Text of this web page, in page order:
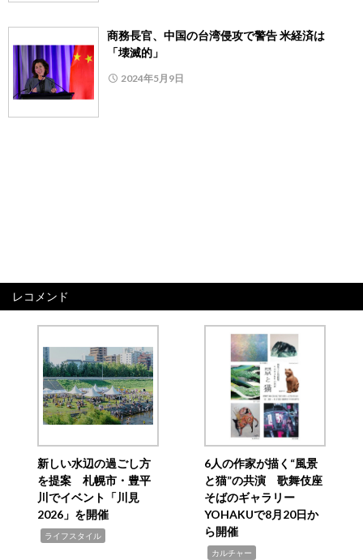
商務長官、中国の台湾侵攻で警告 米経済は
「壊滅的」
2024年5月9日
レコメンド
新しい水辺の過ごし方
を提案 札幌市・豊平
川でイベント「川見
2026」を開催
ライフスタイル
6人の作家が描く“風景
と猫”の共演 歌舞伎座
そばのギャラリー
YOHAKUで8月20日か
ら開催
カルチャー